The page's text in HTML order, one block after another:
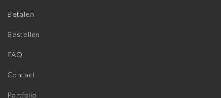
Betalen
Bestellen
FAQ
Contact
Portfolio